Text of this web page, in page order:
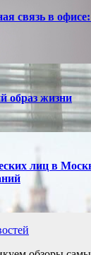
связь в
образ жизни
лиц в